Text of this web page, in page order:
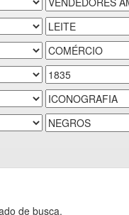
de busca.